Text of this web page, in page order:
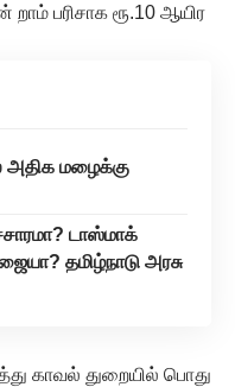
பரிசாக ரூ.10 ஆயிர
அதிக மழைக்கு
டாஸ்மாக்
தமிழ்நாடு அரசு
காவல் துறையில் பொது